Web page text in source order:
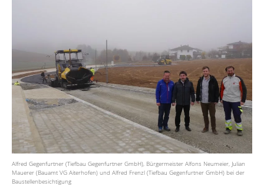
Alfred Gegenfurtner (Tiefbau Gegenfurtner GmbH), Bürgermeister Alfons Neumeier, Julian
Mauerer (Bauamt VG Aiterhofen) und Alfred Frenzl (Tiefbau Gegenfurtner GmbH) bei der
Baustellenbesichtigung